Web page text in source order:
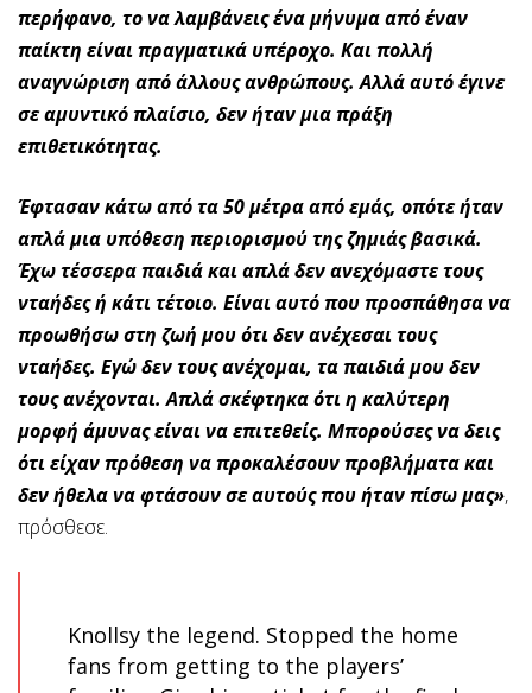
περήφανο, το να λαμβάνεις ένα μήνυμα από έναν
παίκτη είναι πραγματικά υπέροχο. Και πολλή
αναγνώριση από άλλους ανθρώπους. Αλλά αυτό έγινε
σε αμυντικό πλαίσιο, δεν ήταν μια πράξη
επιθετικότητας.
Έφτασαν κάτω από τα 50 μέτρα από εμάς, οπότε ήταν
απλά μια υπόθεση περιορισμού της ζημιάς βασικά.
Έχω τέσσερα παιδιά και απλά δεν ανεχόμαστε τους
νταήδες ή κάτι τέτοιο. Είναι αυτό που προσπάθησα να
προωθήσω στη ζωή μου ότι δεν ανέχεσαι τους
νταήδες. Εγώ δεν τους ανέχομαι, τα παιδιά μου δεν
τους ανέχονται. Απλά σκέφτηκα ότι η καλύτερη
μορφή άμυνας είναι να επιτεθείς. Μπορούσες να δεις
ότι είχαν πρόθεση να προκαλέσουν προβλήματα και
δεν ήθελα να φτάσουν σε αυτούς που ήταν πίσω μας»,
πρόσθεσε.
Knollsy the legend. Stopped the home
fans from getting to the players’